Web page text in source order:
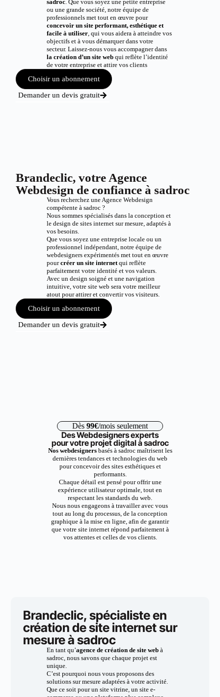
sadroc. Que vous soyez une petite entreprise
ou une grande société, notre équipe de
professionnels met tout en œuvre pour
concevoir un site performant, esthétique et
facile à utiliser, qui vous aidera à atteindre vos
objectifs et à vous démarquer dans votre
secteur. Laissez-nous vous accompagner dans
la création d’un site webqui reflète l’identité
de votre entreprise et attire vos clients
Choisir un abonnement
Demander un devis gratuit
Brandeclic, votre Agence
Webdesign de confiance à sadroc
Vous recherchez une Agence Webdesign
compétente à sadroc ?
Nous sommes spécialisés dans la conception et
le design de sites internet sur mesure, adaptés à
vos besoins.
Que vous soyez une entreprise locale ou un
professionnel indépendant, notre équipe de
webdesigners expérimentés met tout en œuvre
pourcréer un site internetqui reflète
parfaitement votre identité et vos valeurs.
Avec un design soigné et une navigation
intuitive, votre site web sera votre meilleur
atout pour attirer et convertir vos visiteurs.
Choisir un abonnement
Demander un devis gratuit
Dès 99€/mois seulement
Des Webdesigners experts
pour votre projet digital à sadroc
Nos webdesignersbasés à sadroc maîtrisent les
dernières tendances et technologies du web
pour concevoir des sites esthétiques et
performants.
Chaque détail est pensé pour offrir une
expérience utilisateur optimale, tout en
respectant les standards du web.
Nous nous engageons à travailler avec vous
tout au long du processus, de la conception
graphique à la mise en ligne, afin de garantir
que votre site internet répond parfaitement à
vos attentes et celles de vos clients.
Brandeclic, spécialiste en
création de site internet sur
mesure à sadroc
En tant qu’agence de création de site webà
sadroc, nous savons que chaque projet est
unique.
C’est pourquoi nous vous proposons des
solutions sur mesure adaptées à votre activité.
Que ce soit pour un site vitrine, un site e-